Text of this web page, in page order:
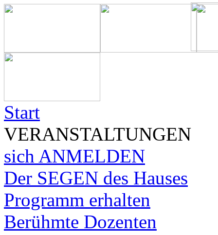
Start
VERANSTALTUNGEN
sich ANMELDEN
Der SEGEN des Hauses
Programm erhalten
Berühmte Dozenten